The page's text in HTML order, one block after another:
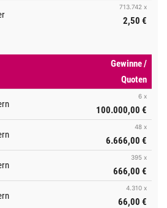
713.742 x
2,50 €
Gewinne /
Quoten
6 x
100.000,00 €
48 x
6.666,00 €
395 x
666,00 €
4.310 x
66,00 €